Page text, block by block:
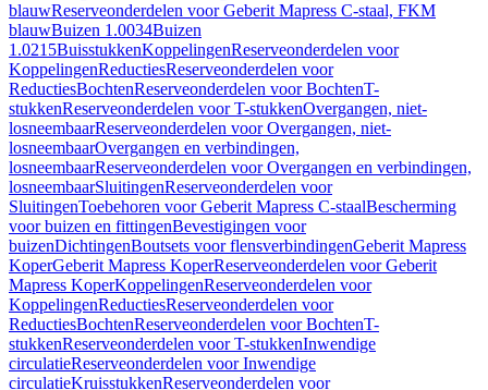
blauwReserveonderdelen voor Geberit Mapress C-staal, FKM
blauwBuizen 1.0034Buizen
1.0215BuisstukkenKoppelingenReserveonderdelen voor
KoppelingenReductiesReserveonderdelen voor
ReductiesBochtenReserveonderdelen voor BochtenT-
stukkenReserveonderdelen voor T-stukkenOvergangen, niet-
losneembaarReserveonderdelen voor Overgangen, niet-
losneembaarOvergangen en verbindingen,
losneembaarReserveonderdelen voor Overgangen en verbindingen,
losneembaarSluitingenReserveonderdelen voor
SluitingenToebehoren voor Geberit Mapress C-staalBescherming
voor buizen en fittingenBevestigingen voor
buizenDichtingenBoutsets voor flensverbindingenGeberit Mapress
KoperGeberit Mapress KoperReserveonderdelen voor Geberit
Mapress KoperKoppelingenReserveonderdelen voor
KoppelingenReductiesReserveonderdelen voor
ReductiesBochtenReserveonderdelen voor BochtenT-
stukkenReserveonderdelen voor T-stukkenInwendige
circulatieReserveonderdelen voor Inwendige
circulatieKruisstukkenReserveonderdelen voor